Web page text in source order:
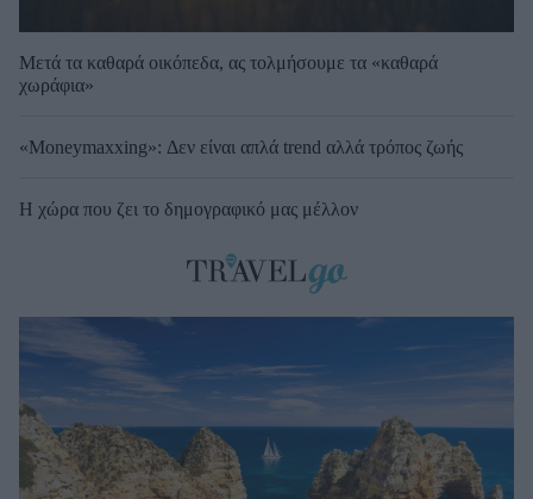
Μετά τα καθαρά οικόπεδα, ας τολμήσουμε τα «καθαρά
χωράφια»
«Moneymaxxing»: Δεν είναι απλά trend αλλά τρόπος ζωής
Η χώρα που ζει το δημογραφικό μας μέλλον